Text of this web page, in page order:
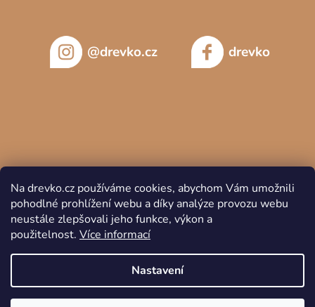
Na drevko.cz používáme cookies, abychom Vám umožnili
pohodlné prohlížení webu a díky analýze provozu webu
neustále zlepšovali jeho funkce, výkon a
použitelnost. Více informací
Nastavení
@drevko.cz drevko